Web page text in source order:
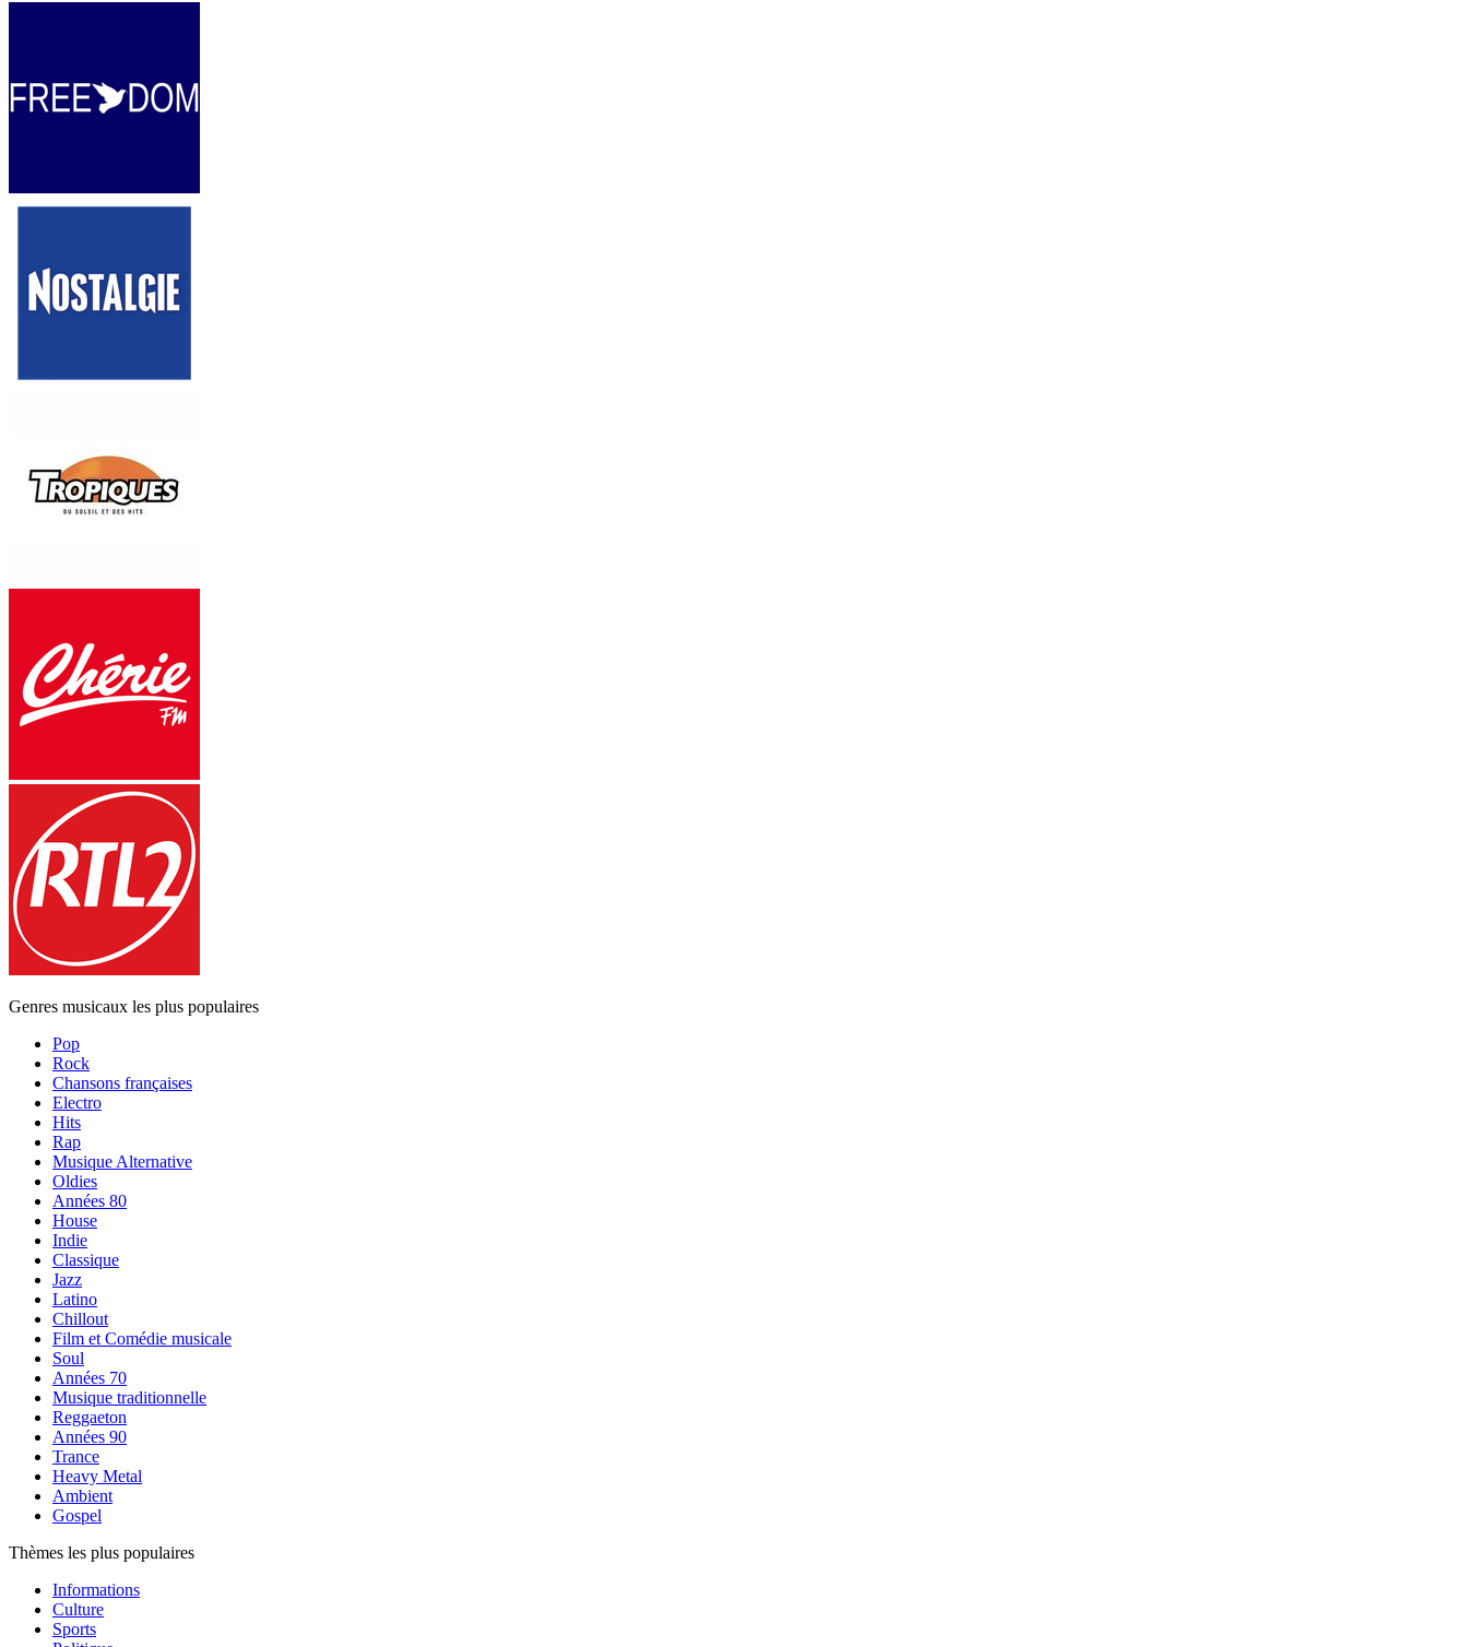
Genres musicaux les plus populaires
Pop
Rock
Chansons françaises
Electro
Hits
Rap
Musique Alternative
Oldies
Années 80
House
Indie
Classique
Jazz
Latino
Chillout
Film et Comédie musicale
Soul
Années 70
Musique traditionnelle
Reggaeton
Années 90
Trance
Heavy Metal
Ambient
Gospel
Thèmes les plus populaires
Informations
Culture
Sports